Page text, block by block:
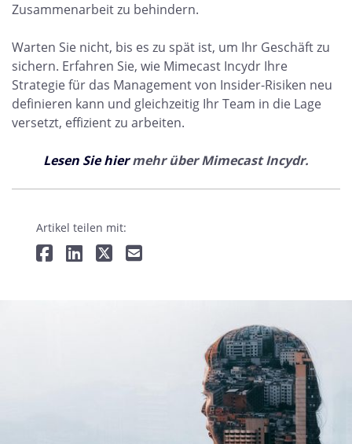
Zusammenarbeit zu behindern.
Warten Sie nicht, bis es zu spät ist, um Ihr Geschäft zu
sichern. Erfahren Sie, wie Mimecast Incydr Ihre
Strategie für das Management von Insider-Risiken neu
definieren kann und gleichzeitig Ihr Team in die Lage
versetzt, effizient zu arbeiten.
Lesen Sie hiermehr überMimecast Incydr.
Artikel teilen mit: